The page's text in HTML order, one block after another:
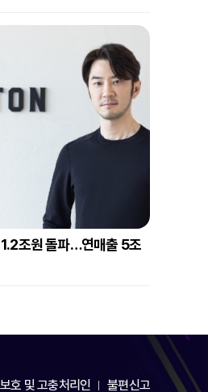
조원 돌파…연매출 5조
호 및 고충처리인 불편신고